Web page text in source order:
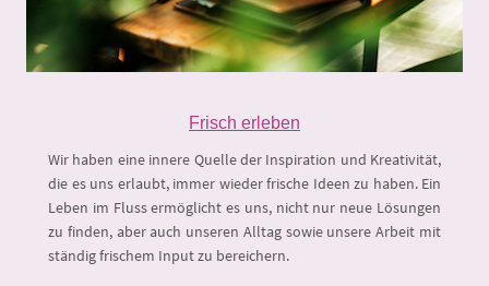
Frisch erleben
Wir haben eine innere Quelle der Inspiration und Kreativität,
die es uns erlaubt, immer wieder frische Ideen zu haben. Ein
Leben im Fluss ermöglicht es uns, nicht nur neue Lösungen
zu finden, aber auch unseren Alltag sowie unsere Arbeit mit
ständig frischem Input zu bereichern.